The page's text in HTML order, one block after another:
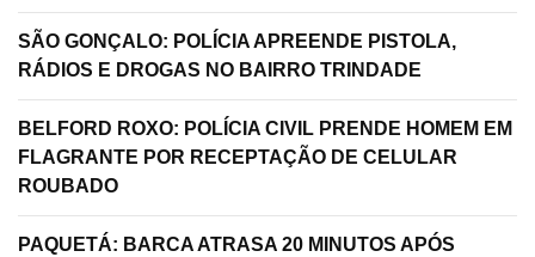
SÃO GONÇALO: POLÍCIA APREENDE PISTOLA,
RÁDIOS E DROGAS NO BAIRRO TRINDADE
BELFORD ROXO: POLÍCIA CIVIL PRENDE HOMEM EM
FLAGRANTE POR RECEPTAÇÃO DE CELULAR
ROUBADO
PAQUETÁ: BARCA ATRASA 20 MINUTOS APÓS